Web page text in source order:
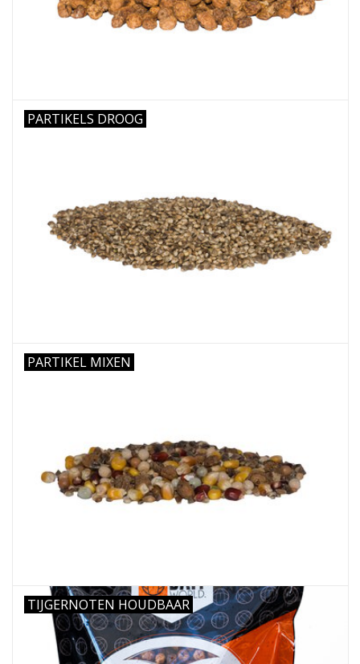
PARTIKELS DROOG
PARTIKEL MIXEN
TIJGERNOTEN HOUDBAAR